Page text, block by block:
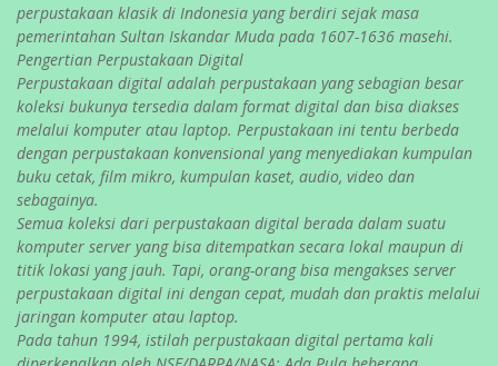
perpustakaan klasik di Indonesia yang berdiri sejak masa
pemerintahan Sultan Iskandar Muda pada 1607-1636 masehi.
Pengertian Perpustakaan Digital
Perpustakaan digital adalah perpustakaan yang sebagian besar
koleksi bukunya tersedia dalam format digital dan bisa diakses
melalui komputer atau laptop. Perpustakaan ini tentu berbeda
dengan perpustakaan konvensional yang menyediakan kumpulan
buku cetak, film mikro, kumpulan kaset, audio, video dan
sebagainya.
Semua koleksi dari perpustakaan digital berada dalam suatu
komputer server yang bisa ditempatkan secara lokal maupun di
titik lokasi yang jauh. Tapi, orang-orang bisa mengakses server
perpustakaan digital ini dengan cepat, mudah dan praktis melalui
jaringan komputer atau laptop.
Pada tahun 1994, istilah perpustakaan digital pertama kali